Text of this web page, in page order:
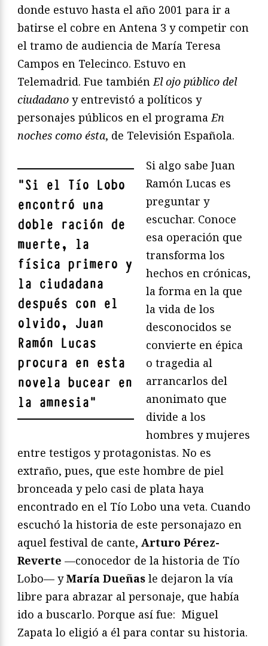
donde estuvo hasta el año 2001 para ir a
batirse el cobre en Antena 3 y competir con
el tramo de audiencia de María Teresa
Campos en Telecinco. Estuvo en
Telemadrid. Fue tambiénEl ojo público del
ciudadano y entrevistó a políticos y
personajes públicos en el programaEn
noches como ésta, de Televisión Española.
"Si el Tío Lobo
encontró una
doble ración de
muerte, la
física primero y
la ciudadana
después con el
olvido, Juan
Ramón Lucas
procura en esta
novela bucear en
la amnesia"
Si algo sabe Juan
Ramón Lucas es
preguntar y
escuchar. Conoce
esa operación que
transforma los
hechos en crónicas,
la forma en la que
la vida de los
desconocidos se
convierte en épica
o tragedia al
arrancarlos del
anonimato que
divide a los
hombres y mujeres
entre testigos y protagonistas. No es
extraño, pues, que este hombre de piel
bronceada y pelo casi de plata haya
encontrado en el Tío Lobo una veta. Cuando
escuchó la historia de este personajazo en
aquel festival de cante, Arturo Pérez-
Reverte —conocedor de la historia de Tío
Lobo— yMaría Dueñas le dejaron la vía
libre para abrazar al personaje, que había
ido a buscarlo. Porque así fue: Miguel
Zapata lo eligió a él para contar su historia.